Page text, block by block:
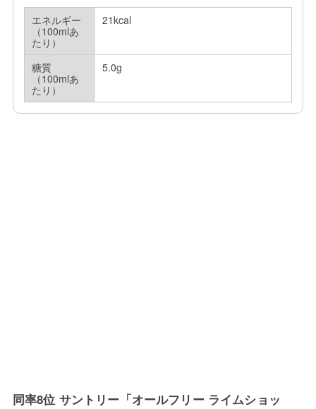
エネルギー
（100mlあ
たり）
21kcal
糖質
（100mlあ
たり）
5.0g
同率8位 サントリー「オールフリー ライムショッ